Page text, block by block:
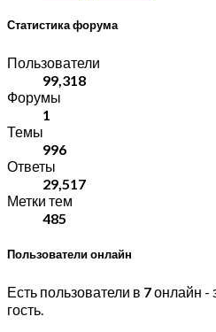
Статистика форума
Пользователи
99,318
Форумы
1
Темы
996
Ответы
29,517
Метки тем
485
Пользователи онлайн
Есть пользователи в 7онлайн -
гость.